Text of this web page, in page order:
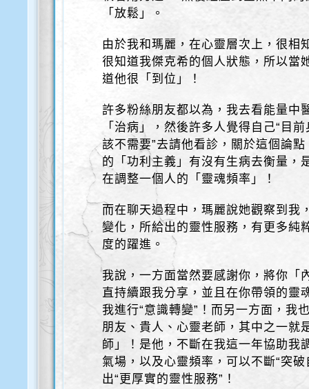
「放鬆」。
由於我和瑪麗，在心靈層次上，很相
很知道我傑克希的個人狀態，所以當
道他很「到位」！
許多粉絲朋友都以為，我去看能量中
「治病」，然後許多人覺得自己“目
該不需要”去請他看診，關於這個論
的「功利主義」有沒有生病去衡量，
在調整一個人的「靈魂頻率」！
而在聊天過程中，瑪麗說她觀察到我
變化，所給出的靈性服務，有更多純
度的躍進。
我說，一方面當然要感謝你，將你「
直持續跟我分享，並且在你帶領的靈
我進行“意識轉變”！而另一方面，我
朋友、貴人、心靈老師，其中之一就
師」！是他，不斷在我這一年協助我
氣場，以及心靈頻率，可以不斷“突
出“更厚實的靈性服務”！